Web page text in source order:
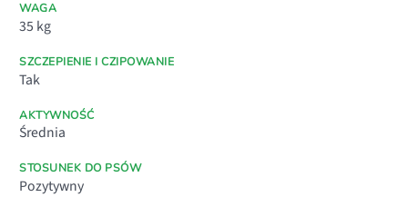
WAGA
35 kg
SZCZEPIENIE I CZIPOWANIE
Tak
AKTYWNOŚĆ
Średnia
STOSUNEK DO PSÓW
Pozytywny